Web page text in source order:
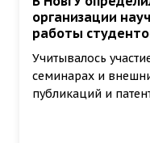
организации
работы
Учитывалось
семинарах и
публикаций и